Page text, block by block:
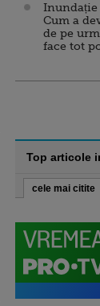
Inundație
Cum a
de pe
face tot
Top articole
cele mai citite